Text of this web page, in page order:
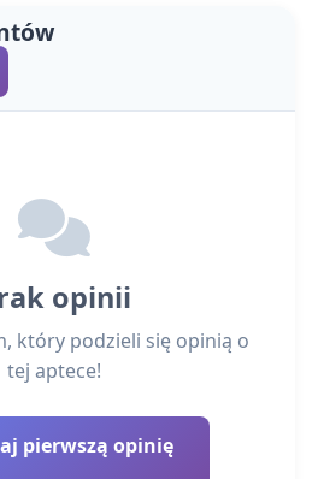
opinii
który podzieli się opinią o
tej aptece!
pierwszą opinię